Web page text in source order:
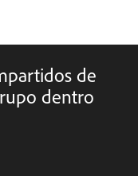
de
dentro